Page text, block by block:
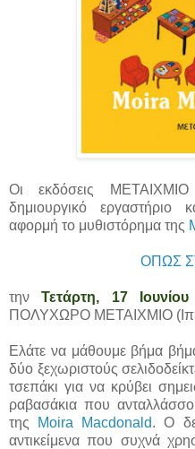
Οι εκδόσεις
δημιουργικό εργαστήριο
αφορμή το μυθιστόρημα της
ΟΠΩΣ
τηνΤετάρτη, 17
ΠΟΛΥΧΩΡΟ ΜΕΤΑΙΧΜΙΟ
Ελάτε να μάθουμε βήμα
δύο ξεχωριστούς
τσεπάκι για να κρύβει
ραβασάκια που
της
Moira Macdonald. Ο
αντικείμενα που συχνά